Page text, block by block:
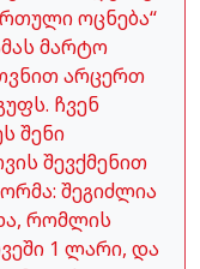
ოცნება“
მარტო
არცერთ
ჩვენ
შენი
შევქმენით
შეგიძლია
რომლის
1 ლარი, და